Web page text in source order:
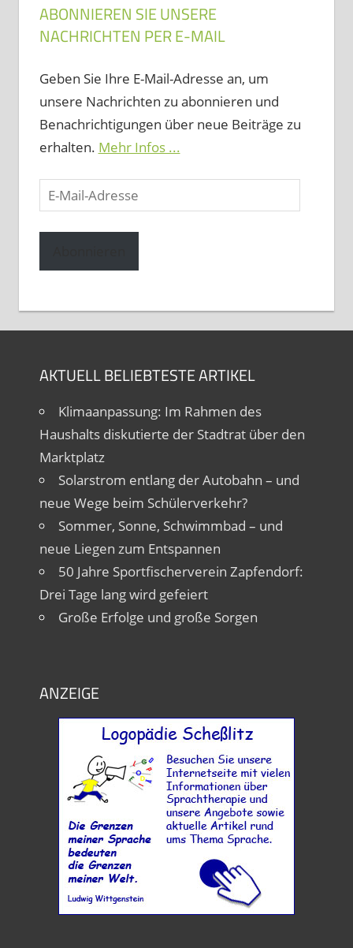
ABONNIEREN SIE UNSERE
NACHRICHTEN PER E-MAIL
Geben Sie Ihre E-Mail-Adresse an, um
unsere Nachrichten zu abonnieren und
Benachrichtigungen über neue Beiträge zu
erhalten. Mehr Infos ...
E-
Mail-
Adresse
AKTUELL BELIEBTESTE ARTIKEL
Klimaanpassung: Im Rahmen des
Haushalts diskutierte der Stadtrat über den
Marktplatz
Solarstrom entlang der Autobahn – und
neue Wege beim Schülerverkehr?
Sommer, Sonne, Schwimmbad – und
neue Liegen zum Entspannen
50 Jahre Sportfischerverein Zapfendorf:
Drei Tage lang wird gefeiert
Große Erfolge und große Sorgen
ANZEIGE